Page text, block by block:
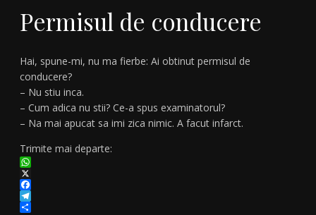
Permisul de conducere
Hai, spune-mi, nu ma fierbe: Ai obtinut permisul de
conducere?
– Nu stiu inca.
– Cum adica nu stii? Ce-a spus examinatorul?
– Na mai apucat sa imi zica nimic. A facut infarct.
Trimite mai departe:
WhatsApp
X
Facebook
Telegram